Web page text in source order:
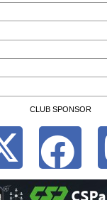
CLUB SPONSOR